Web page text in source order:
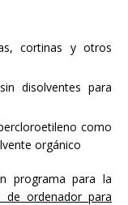
cortinas y otros
disolventes para
como
orgánico
programa para la
de ordenador para